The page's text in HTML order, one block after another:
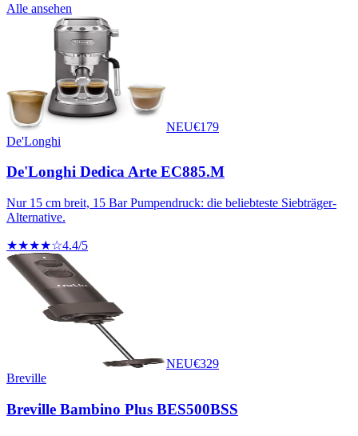
Alle ansehen
NEU€179
De'Longhi
De'Longhi Dedica Arte EC885.M
Nur 15 cm breit, 15 Bar Pumpendruck: die beliebteste Siebträger-
Alternative.
★★★★☆4.4/5
NEU€329
Breville
Breville Bambino Plus BES500BSS